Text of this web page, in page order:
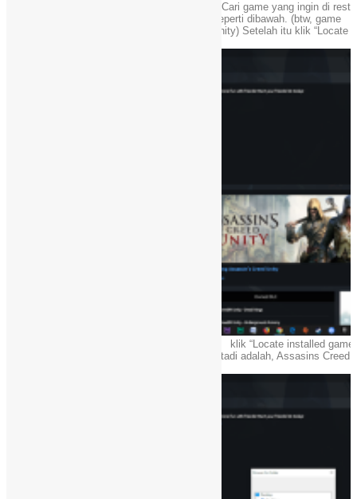
Cari game yang ingin di
Setelah game kamu klik, akan tampil seperti dibawah. (btw, game
yang kami pilih yaitu Assasins Creed Unity) Setelah itu klik “Locate
klik “Locate installed game”
Pilih lokasi dimana data game berada. (tadi adalah, Assasins Creed